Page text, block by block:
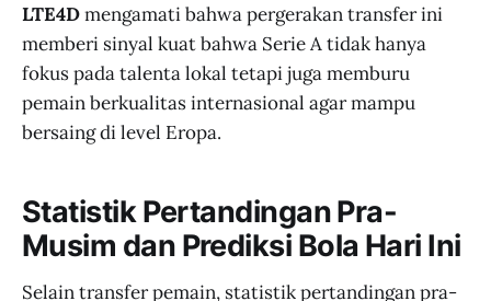
LTE4Dmengamati bahwa pergerakan transfer ini
memberi sinyal kuat bahwa Serie A tidak hanya
fokus pada talenta lokal tetapi juga memburu
pemain berkualitas internasional agar mampu
bersaing di level Eropa.
Statistik Pertandingan Pra-
Musim dan Prediksi Bola Hari Ini
Selain transfer pemain, statistik pertandingan pra-